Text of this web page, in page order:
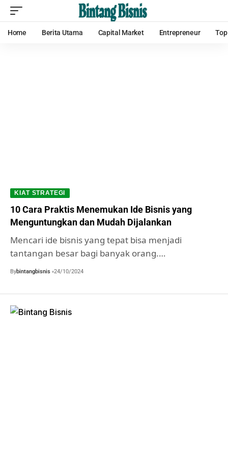
Home Berita Utama Capital Market Entrepreneur
KIAT STRATEGI
10 Cara Praktis Menemukan Ide Bisnis yang
Menguntungkan dan Mudah Dijalankan
Mencari ide bisnis yang tepat bisa menjadi
tantangan besar bagi banyak orang.…
Bybintangbisnis 24/10/2024